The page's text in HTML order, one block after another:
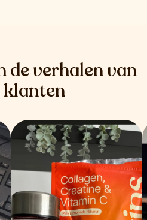
de verhalen van
klanten